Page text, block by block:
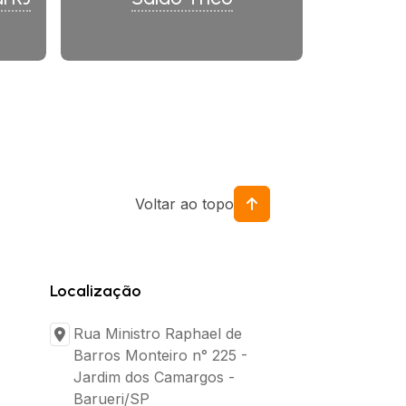
Voltar ao topo
Localização
Rua Ministro Raphael de
Barros Monteiro n° 225 -
Jardim dos Camargos -
Barueri/SP